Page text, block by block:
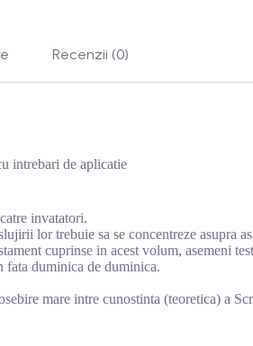
Recenzii (0)
intrebari de aplicatie
invatatori.
lor trebuie sa se concentreze asupra
cuprinse in acest volum, asemeni
fata duminica de duminica.
mare intre cunostinta (teoretica) a